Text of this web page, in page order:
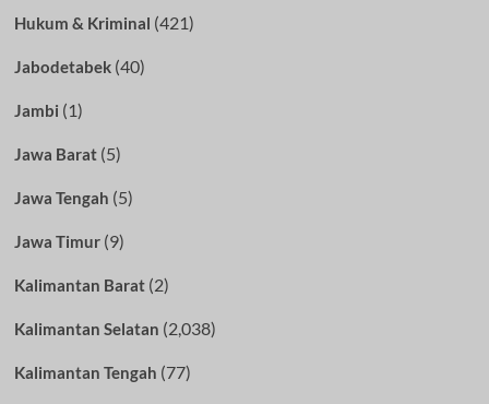
Hukum & Kriminal (421)
Jabodetabek(40)
Jambi (1)
Jawa Barat(5)
Jawa Tengah (5)
Jawa Timur(9)
Kalimantan Barat(2)
Kalimantan Selatan (2,038)
Kalimantan Tengah (77)